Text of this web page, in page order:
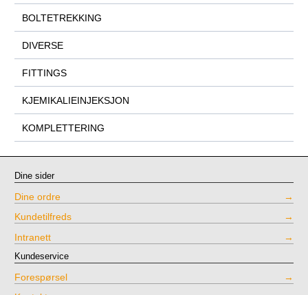
BOLTETREKKING
DIVERSE
FITTINGS
KJEMIKALIEINJEKSJON
KOMPLETTERING
Dine sider
Dine ordre
Kundetilfreds
Intranett
Kundeservice
Forespørsel